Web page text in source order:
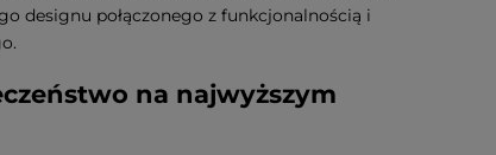
designu połączonego z funkcjonalnością i
na najwyższym